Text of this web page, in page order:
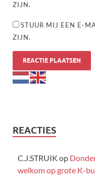
ZIJN.
STUUR MIJ EEN E-
ZIJN.
REACTIES
C.J.STRUIK op
welkom op grote K-